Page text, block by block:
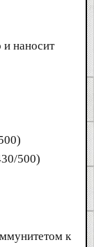
наносит
500)
к